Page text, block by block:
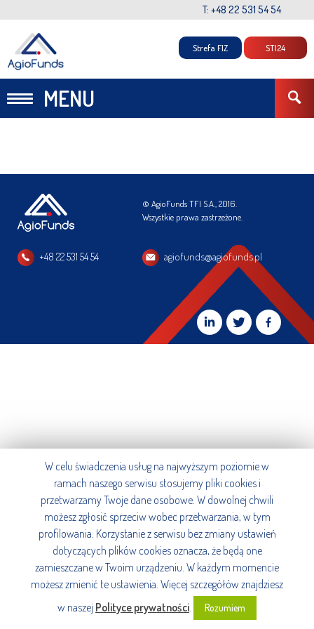
T: +48 22 531 54 54
MENU
Strefa FIZ STI24
© AgioFunds TFI S.A., 2016.
Wszystkie prawa zastrzeżone.
+48 22 531 54 54 agiofunds@agiofunds.pl
W celu świadczenia usług na najwyższym poziomie w
ramach naszego serwisu stosujemy pliki cookies i
przetwarzamy Twoje dane osobowe. W dowolnej chwili
możesz zgłosić sprzeciw wobec przetwarzania, w tym
profilowania. Korzystanie z serwisu bez zmiany ustawień
dotyczących plików cookies oznacza, że będą one
zamieszczane w Twoim urządzeniu. W każdym momencie
możesz zmienić te ustawienia. Więcej szczegółów znajdziesz
w naszej Polityce prywatności. Rozumiem